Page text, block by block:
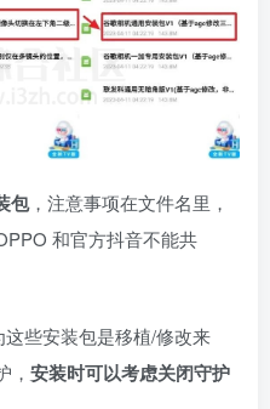
包，注意事项在文件名里，
和官方抖音不能共
这些安装包是移植/修改来
， 安装时可以考虑关闭守护